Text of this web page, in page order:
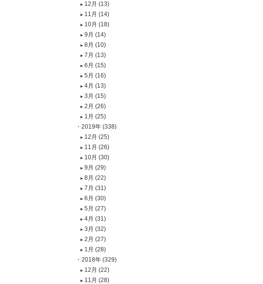
12月 (13)
11月 (14)
10月 (18)
9月 (14)
8月 (10)
7月 (13)
6月 (15)
5月 (16)
4月 (13)
3月 (15)
2月 (26)
1月 (25)
2019年 (338)
12月 (25)
11月 (26)
10月 (30)
9月 (29)
8月 (22)
7月 (31)
6月 (30)
5月 (27)
4月 (31)
3月 (32)
2月 (27)
1月 (28)
2018年 (329)
12月 (22)
11月 (28)